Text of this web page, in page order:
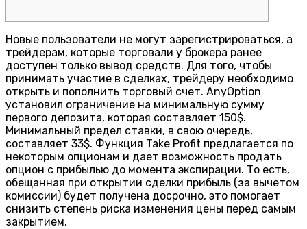
Новые пользователи не могут зарегистрироваться, а
трейдерам, которые торговали у брокера ранее
доступен только вывод средств. Для того, чтобы
принимать участие в сделках, трейдеру необходимо
открыть и пополнить торговый счет. AnyOption
установил ограничение на минимальную сумму
первого депозита, которая составляет 150$.
Минимальный предел ставки, в свою очередь,
составляет 33$. Функция Take Profit предлагается по
некоторым опционам и дает возможность продать
опцион с прибылью до момента экспирации. То есть,
обещанная при открытии сделки прибыль (за вычетом
комиссии) будет получена досрочно, это помогает
снизить степень риска изменения цены перед самым
закрытием.